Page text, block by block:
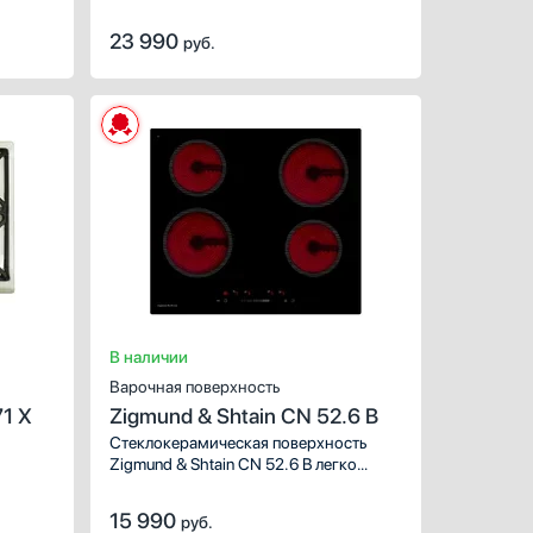
23 990 руб.
Габариты (ВхШхГ), см:
Панель конфорок:
Общее количество
ХАРАКТЕРИСТИКИ
Габариты (ВхШхГ), см:
3х58х50
бежевый
Панель конфорок:
нержавеющая сталь
Общее количество конфорок:
4
X
В наличии
Варочная поверхность
Zigmund & Shtain CN 52.6 B
Стеклокерамическая поверхность
Zigmund & Shtain CN 52.6 B легко
и стеклокерамики от мирового
15 990 руб.